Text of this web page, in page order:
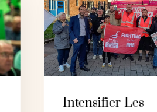
Intensifier Les